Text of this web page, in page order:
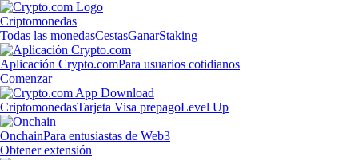
Criptomonedas
Todas las monedasCestasGanarStaking
Aplicación Crypto.comPara usuarios cotidianos
Comenzar
CriptomonedasTarjeta Visa prepagoLevel Up
OnchainPara entusiastas de Web3
Obtener extensión